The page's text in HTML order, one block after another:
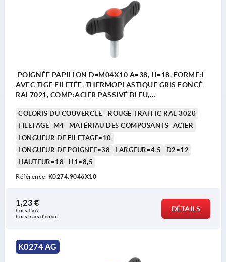
POIGNÉE PAPILLON D=M04X10 A=38, H=18, FORME:L
AVEC TIGE FILETÉE, THERMOPLASTIQUE GRIS FONCÉ
RAL7021, COMP:ACIER PASSIVÉ BLEU,
COLORIS DU COUVERCLE =ROUGE TRAFFIC RAL 3020
FILETAGE=M4
MATÉRIAU DES COMPOSANTS=ACIER
LONGUEUR DE FILETAGE=10
LONGUEUR DE POIGNÉE=38
LARGEUR=4,5
D2=12
HAUTEUR=18
H1=8,5
Référence: K0274.9046X10
1,23 €
hors TVA
hors frais d’envoi
DÉTAILS
K0274 AG